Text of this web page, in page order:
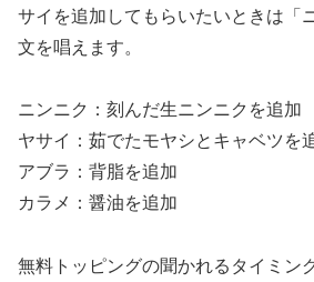
サイを追加してもらいたいときは「
文を唱えます。
ニンニク：刻んだ生ニンニクを追加
ヤサイ：茹でたモヤシとキャベツを
アブラ：背脂を追加
カラメ：醤油を追加
無料トッピングの聞かれるタイミン